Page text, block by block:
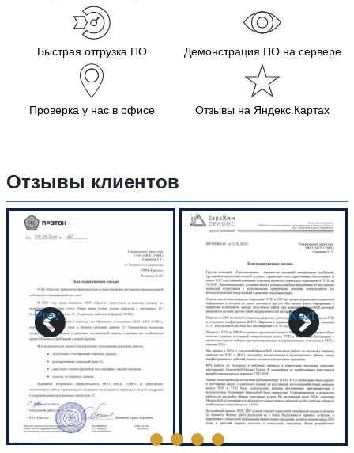
Быстрая отгрузка ПО Демонстрация ПО на сервере
Проверка у нас в офисе Отзывы на Яндекс.Картах
Отзывы клиентов
Prev Next